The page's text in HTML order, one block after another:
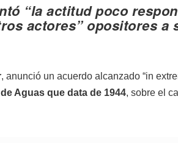
“la actitud poco
actores” opositores a
, anunció un acuerdo alcanzado “in
Aguas que data de 1944, sobre el